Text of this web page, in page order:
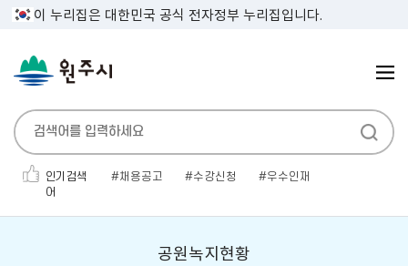
이 누리집은 대한민국 공식 전자정부 누리집입니다.
인기검색
어
채용공고 수강신청
우수인재
공원녹지현황